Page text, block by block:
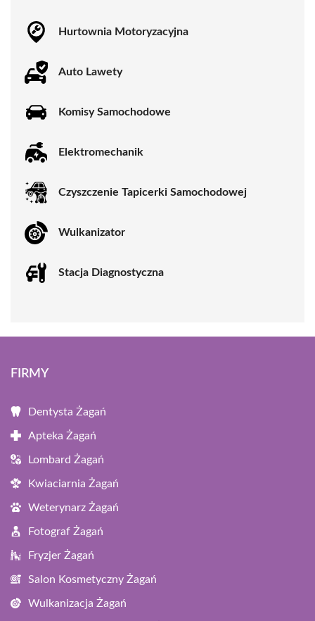
Hurtownia Motoryzacyjna
Auto Lawety
Komisy Samochodowe
Elektromechanik
Czyszczenie Tapicerki Samochodowej
Wulkanizator
Stacja Diagnostyczna
FIRMY
Dentysta Żagań
Apteka Żagań
Lombard Żagań
Kwiaciarnia Żagań
Weterynarz Żagań
Fotograf Żagań
Fryzjer Żagań
Salon Kosmetyczny Żagań
Wulkanizacja Żagań